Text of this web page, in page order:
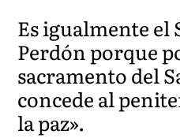
Es igualmente el
Perdón porque
sacramento del
concede al
la paz».